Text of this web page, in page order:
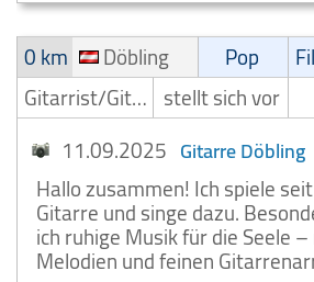
0 km
Döbling Pop
Gitarrist/Gitarrenspieler stellt sich vor
11.09.2025 Gitarre Döbling
Hallo zusammen! Ich spiele
Gitarre und singe dazu.
ich ruhige Musik für die Seele
Melodien und feinen